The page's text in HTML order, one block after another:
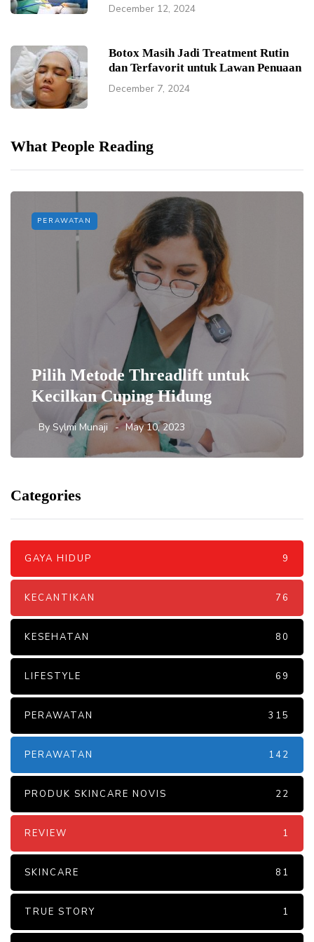
December 12, 2024
Botox Masih Jadi Treatment Rutin
dan Terfavorit untuk Lawan Penuaan
December 7, 2024
What People Reading
PERAWATAN
Pilih Metode Threadlift untuk
Kecilkan Cuping Hidung
By Sylmi Munaji May 10, 2023
Categories
GAYA HIDUP 9
KECANTIKAN 76
KESEHATAN 80
LIFESTYLE 69
PERAWATAN 315
PERAWATAN 142
PRODUK SKINCARE NOVIS 22
REVIEW 1
SKINCARE 81
TRUE STORY 1